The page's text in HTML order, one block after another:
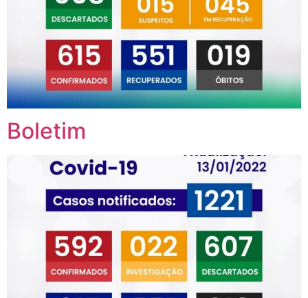
Boletim